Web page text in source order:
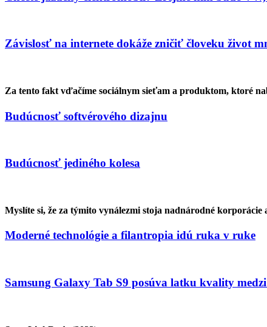
Závislosť na internete dokáže zničiť človeku život
Za tento fakt vďačíme sociálnym sieťam a produktom, ktoré
Budúcnosť softvérového dizajnu
Budúcnosť jediného kolesa
Myslíte si, že za týmito vynálezmi stoja nadnárodné
Moderné technológie a filantropia idú ruka v ruke
Samsung Galaxy Tab S9 posúva latku kvality